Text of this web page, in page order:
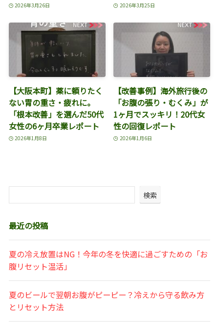
2026年3月26日 2026年3月25日
【大阪本町】薬に頼りたく
ない胃の重さ・疲れに。
「根本改善」を選んだ50代
女性の6ヶ月卒業レポート
2026年1月8日
【改善事例】海外旅行後の
「お腹の張り・むくみ」が
1ヶ月でスッキリ！20代女
性の回復レポート
2026年1月6日
検索
最近の投稿
夏の冷え放置はNG！今年の冬を快適に過ごすための「お
腹リセット温活」
夏のビールで翌朝お腹がピーピー？冷えから守る飲み方
とリセット方法